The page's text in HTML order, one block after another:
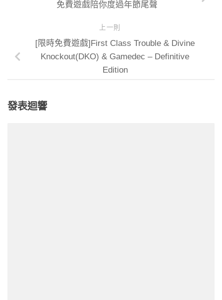
免費遊戲陪你度過年節尾聲
上一則
[限時免費遊戲]First Class Trouble & Divine
Knockout(DKO) & Gamedec – Definitive
Edition
發表迴響